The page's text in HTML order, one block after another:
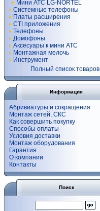
Мини АТС LG-NORTEL
Системные телефоны
Платы расширения
CTI приложения
Телефоны
Домофоны
Аксесуары к мини АТС
Монтажная мелочь
Инструмент
Полный список товаров
Информация
Абривиатуры и сокращения
Монтаж сетей, СКС
Как совершить покупку
Способы оплаты
Условия доставки
Монтаж оборудования
Гарантия
О компании
Контакты
Поиск